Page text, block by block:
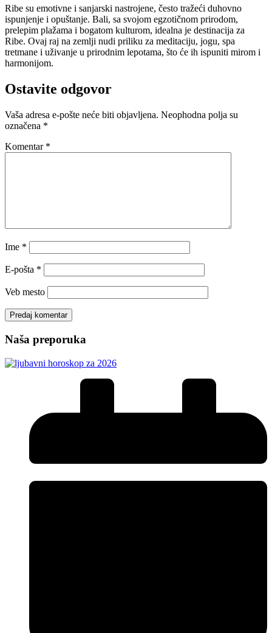
Ribe su emotivne i sanjarski nastrojene, često tražeći duhovno
ispunjenje i opuštanje. Bali, sa svojom egzotičnom prirodom,
prelepim plažama i bogatom kulturom, idealna je destinacija za
Ribe. Ovaj raj na zemlji nudi priliku za meditaciju, jogu, spa
tretmane i uživanje u prirodnim lepotama, što će ih ispuniti mirom i
harmonijom.
Ostavite odgovor
Vaša adresa e-pošte neće biti objavljena. Neophodna polja su
označena *
Komentar *
Ime *
E-pošta *
Veb mesto
Naša preporuka